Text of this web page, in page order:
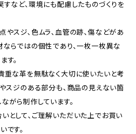
すなど、環境にも配慮したものづくりを
やスジ、色ムラ、血管の跡、傷などがあ
ならではの個性であり、一枚一枚異な
す。
重な革を無駄なく大切に使いたいと考
やスジのある部分も、商品の見えない箇
がら制作しています。
として、ご理解いただいた上でお買い
です。